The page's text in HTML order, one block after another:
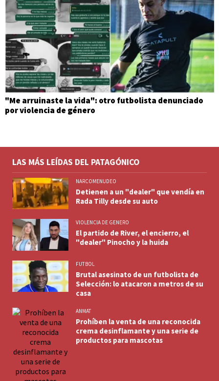
"Me arruinaste la vida": otro futbolista denunciado
por violencia de género
LAS MÁS LEÍDAS DEL PATAGÓNICO
NARCOMENUDEO
Detienen a un "dealer" que vendía en
Rada Tilly desde su auto
VIOLENCIA DE GENERO
El partido de River, el encierro, el
"dealer" Pinocho y la huida
FUTBOL
Brutal asesinato de un futbolista de
Selección: lo atacaron a metros de su
casa
ANMAT
Prohíben la venta de una reconocida
crema desinflamante y una serie de
productos para mascotas